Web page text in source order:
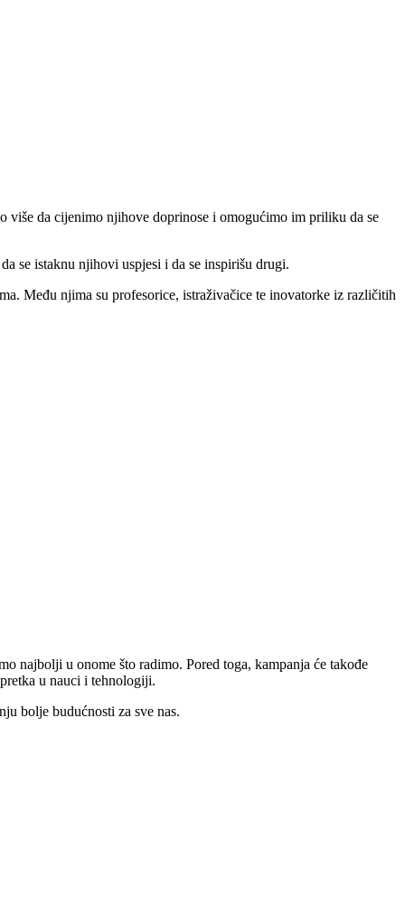
da cijenimo njihove doprinose i omogućimo im priliku da se
se istaknu njihovi uspjesi i da se inspirišu drugi.
Među njima su profesorice, istraživačice te inovatorke iz različitih
najbolji u onome što radimo. Pored toga, kampanja će takođe
u nauci i tehnologiji.
bolje budućnosti za sve nas.